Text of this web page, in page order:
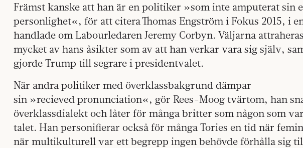
Främst kanske att han är en politiker »som inte amputerat sin
personlighet«, för att citera Thomas Engström i Fokus 2015, i
handlade om Labourledaren Jeremy Corbyn. Väljarna
mycket av hans åsikter som av att han verkar vara sig själv,
gjorde Trump till segrare i presidentvalet.
När andra politiker med överklassbakgrund dämpar
sin »recieved pronunciation«, gör Rees-Moog tvärtom, han
överklassdialekt och låter för många britter som någon som
talet. Han personifierar också för många Tories en tid när
när multikulturell var ett begrepp ingen behövde förhålla sig